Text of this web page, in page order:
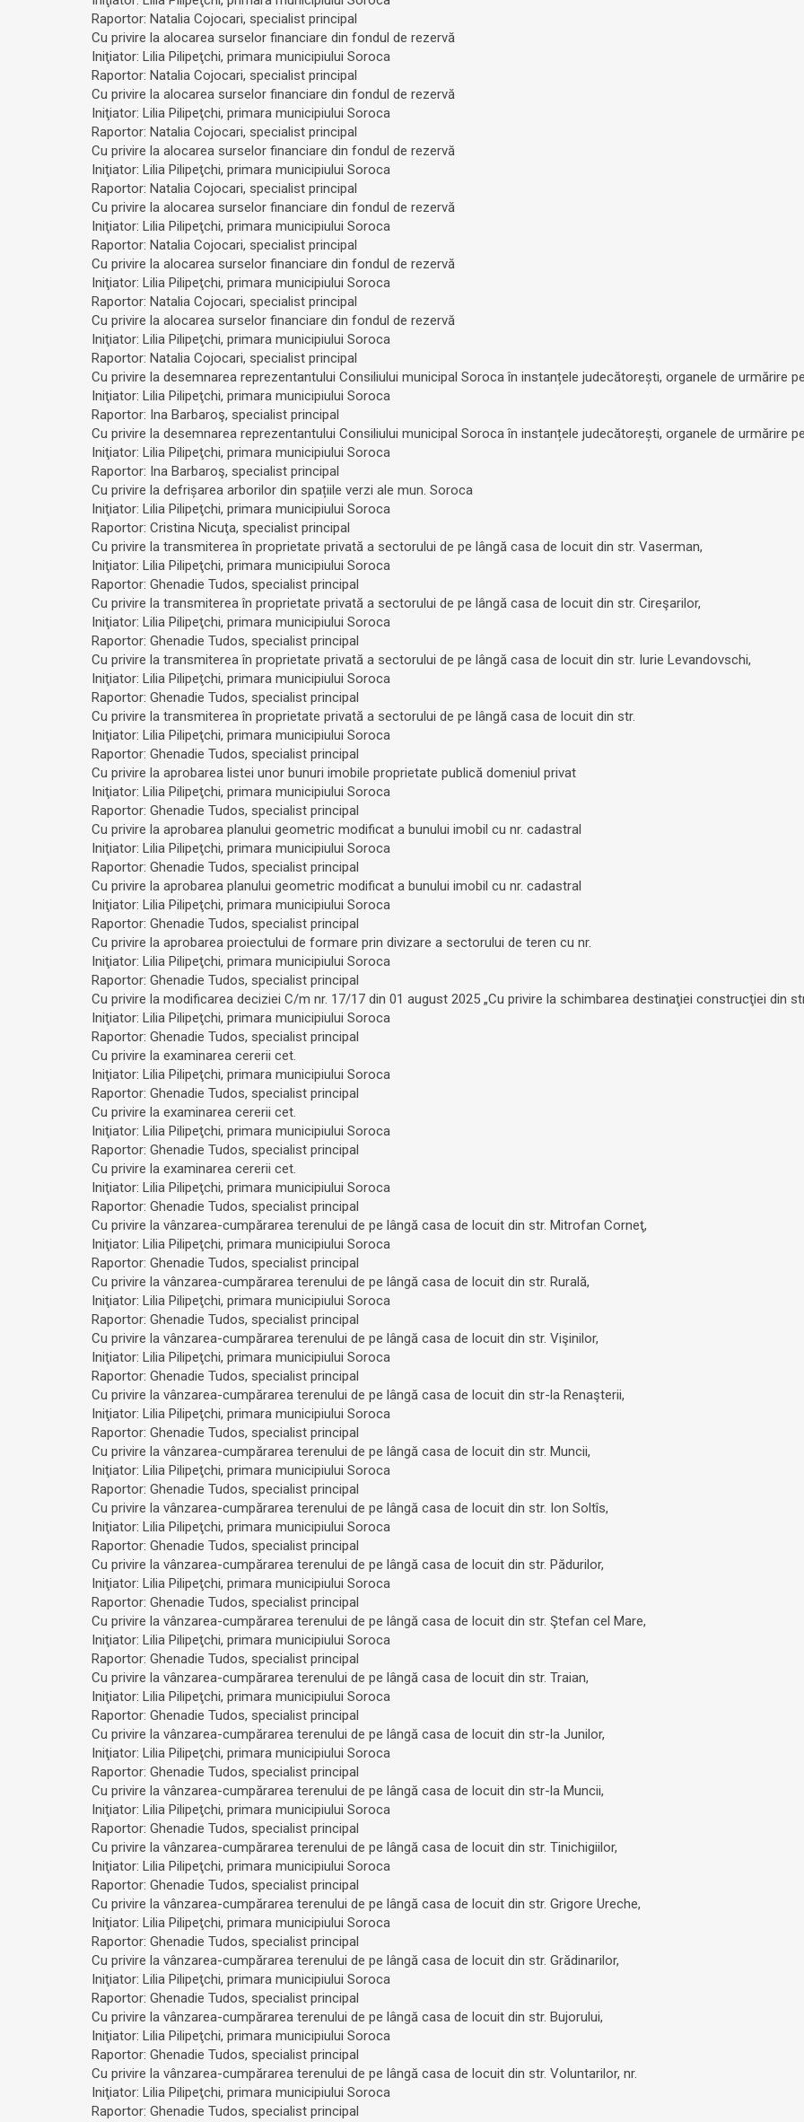
Raportor: Natalia Cojocari, specialist principal
Cu privire la alocarea surselor financiare din fondul de rezervă
Iniţiator: Lilia Pilipeţchi, primara municipiului Soroca
Raportor: Natalia Cojocari, specialist principal
Cu privire la alocarea surselor financiare din fondul de rezervă
Iniţiator: Lilia Pilipeţchi, primara municipiului Soroca
Raportor: Natalia Cojocari, specialist principal
Cu privire la alocarea surselor financiare din fondul de rezervă
Iniţiator: Lilia Pilipeţchi, primara municipiului Soroca
Raportor: Natalia Cojocari, specialist principal
Cu privire la alocarea surselor financiare din fondul de rezervă
Iniţiator: Lilia Pilipeţchi, primara municipiului Soroca
Raportor: Natalia Cojocari, specialist principal
Cu privire la alocarea surselor financiare din fondul de rezervă
Iniţiator: Lilia Pilipeţchi, primara municipiului Soroca
Raportor: Natalia Cojocari, specialist principal
Cu privire la alocarea surselor financiare din fondul de rezervă
Iniţiator: Lilia Pilipeţchi, primara municipiului Soroca
Raportor: Natalia Cojocari, specialist principal
Cu privire la desemnarea reprezentantului Consiliului municipal Soroca în instanțele judecătorești, organele de urmărire
Iniţiator: Lilia Pilipeţchi, primara municipiului Soroca
Raportor: Ina Barbaroş, specialist principal
Cu privire la desemnarea reprezentantului Consiliului municipal Soroca în instanțele judecătorești, organele de urmărire
Iniţiator: Lilia Pilipeţchi, primara municipiului Soroca
Raportor: Ina Barbaroş, specialist principal
Cu privire la defrișarea arborilor din spațiile verzi ale mun. Soroca
Iniţiator: Lilia Pilipeţchi, primara municipiului Soroca
Raportor: Cristina Nicuţa, specialist principal
Cu privire la transmiterea în proprietate privată a sectorului de pe lângă casa de locuit din str. Vaserman,
Iniţiator: Lilia Pilipeţchi, primara municipiului Soroca
Raportor: Ghenadie Tudos, specialist principal
Cu privire la transmiterea în proprietate privată a sectorului de pe lângă casa de locuit din str. Cireşarilor,
Iniţiator: Lilia Pilipeţchi, primara municipiului Soroca
Raportor: Ghenadie Tudos, specialist principal
Cu privire la transmiterea în proprietate privată a sectorului de pe lângă casa de locuit din str. Iurie Levandovschi,
Iniţiator: Lilia Pilipeţchi, primara municipiului Soroca
Raportor: Ghenadie Tudos, specialist principal
Cu privire la transmiterea în proprietate privată a sectorului de pe lângă casa de locuit din str.
Iniţiator: Lilia Pilipeţchi, primara municipiului Soroca
Raportor: Ghenadie Tudos, specialist principal
Cu privire la aprobarea listei unor bunuri imobile proprietate publică domeniul privat
Iniţiator: Lilia Pilipeţchi, primara municipiului Soroca
Raportor: Ghenadie Tudos, specialist principal
Cu privire la aprobarea planului geometric modificat a bunului imobil cu nr. cadastral
Iniţiator: Lilia Pilipeţchi, primara municipiului Soroca
Raportor: Ghenadie Tudos, specialist principal
Cu privire la aprobarea planului geometric modificat a bunului imobil cu nr. cadastral
Iniţiator: Lilia Pilipeţchi, primara municipiului Soroca
Raportor: Ghenadie Tudos, specialist principal
Cu privire la aprobarea proiectului de formare prin divizare a sectorului de teren cu nr.
Iniţiator: Lilia Pilipeţchi, primara municipiului Soroca
Raportor: Ghenadie Tudos, specialist principal
Cu privire la modificarea deciziei C/m nr. 17/17 din 01 august 2025 „Cu privire la schimbarea destinaţiei construcţiei din
Iniţiator: Lilia Pilipeţchi, primara municipiului Soroca
Raportor: Ghenadie Tudos, specialist principal
Cu privire la examinarea cererii cet.
Iniţiator: Lilia Pilipeţchi, primara municipiului Soroca
Raportor: Ghenadie Tudos, specialist principal
Cu privire la examinarea cererii cet.
Iniţiator: Lilia Pilipeţchi, primara municipiului Soroca
Raportor: Ghenadie Tudos, specialist principal
Cu privire la examinarea cererii cet.
Iniţiator: Lilia Pilipeţchi, primara municipiului Soroca
Raportor: Ghenadie Tudos, specialist principal
Cu privire la vânzarea-cumpărarea terenului de pe lângă casa de locuit din str. Mitrofan Corneţ,
Iniţiator: Lilia Pilipeţchi, primara municipiului Soroca
Raportor: Ghenadie Tudos, specialist principal
Cu privire la vânzarea-cumpărarea terenului de pe lângă casa de locuit din str. Rurală,
Iniţiator: Lilia Pilipeţchi, primara municipiului Soroca
Raportor: Ghenadie Tudos, specialist principal
Cu privire la vânzarea-cumpărarea terenului de pe lângă casa de locuit din str. Vişinilor,
Iniţiator: Lilia Pilipeţchi, primara municipiului Soroca
Raportor: Ghenadie Tudos, specialist principal
Cu privire la vânzarea-cumpărarea terenului de pe lângă casa de locuit din str-la Renaşterii,
Iniţiator: Lilia Pilipeţchi, primara municipiului Soroca
Raportor: Ghenadie Tudos, specialist principal
Cu privire la vânzarea-cumpărarea terenului de pe lângă casa de locuit din str. Muncii,
Iniţiator: Lilia Pilipeţchi, primara municipiului Soroca
Raportor: Ghenadie Tudos, specialist principal
Cu privire la vânzarea-cumpărarea terenului de pe lângă casa de locuit din str. Ion Soltîs,
Iniţiator: Lilia Pilipeţchi, primara municipiului Soroca
Raportor: Ghenadie Tudos, specialist principal
Cu privire la vânzarea-cumpărarea terenului de pe lângă casa de locuit din str. Pădurilor,
Iniţiator: Lilia Pilipeţchi, primara municipiului Soroca
Raportor: Ghenadie Tudos, specialist principal
Cu privire la vânzarea-cumpărarea terenului de pe lângă casa de locuit din str. Ştefan cel Mare,
Iniţiator: Lilia Pilipeţchi, primara municipiului Soroca
Raportor: Ghenadie Tudos, specialist principal
Cu privire la vânzarea-cumpărarea terenului de pe lângă casa de locuit din str. Traian,
Iniţiator: Lilia Pilipeţchi, primara municipiului Soroca
Raportor: Ghenadie Tudos, specialist principal
Cu privire la vânzarea-cumpărarea terenului de pe lângă casa de locuit din str-la Junilor,
Iniţiator: Lilia Pilipeţchi, primara municipiului Soroca
Raportor: Ghenadie Tudos, specialist principal
Cu privire la vânzarea-cumpărarea terenului de pe lângă casa de locuit din str-la Muncii,
Iniţiator: Lilia Pilipeţchi, primara municipiului Soroca
Raportor: Ghenadie Tudos, specialist principal
Cu privire la vânzarea-cumpărarea terenului de pe lângă casa de locuit din str. Tinichigiilor,
Iniţiator: Lilia Pilipeţchi, primara municipiului Soroca
Raportor: Ghenadie Tudos, specialist principal
Cu privire la vânzarea-cumpărarea terenului de pe lângă casa de locuit din str. Grigore Ureche,
Iniţiator: Lilia Pilipeţchi, primara municipiului Soroca
Raportor: Ghenadie Tudos, specialist principal
Cu privire la vânzarea-cumpărarea terenului de pe lângă casa de locuit din str. Grădinarilor,
Iniţiator: Lilia Pilipeţchi, primara municipiului Soroca
Raportor: Ghenadie Tudos, specialist principal
Cu privire la vânzarea-cumpărarea terenului de pe lângă casa de locuit din str. Bujorului,
Iniţiator: Lilia Pilipeţchi, primara municipiului Soroca
Raportor: Ghenadie Tudos, specialist principal
Cu privire la vânzarea-cumpărarea terenului de pe lângă casa de locuit din str. Voluntarilor, nr.
Iniţiator: Lilia Pilipeţchi, primara municipiului Soroca
Raportor: Ghenadie Tudos, specialist principal